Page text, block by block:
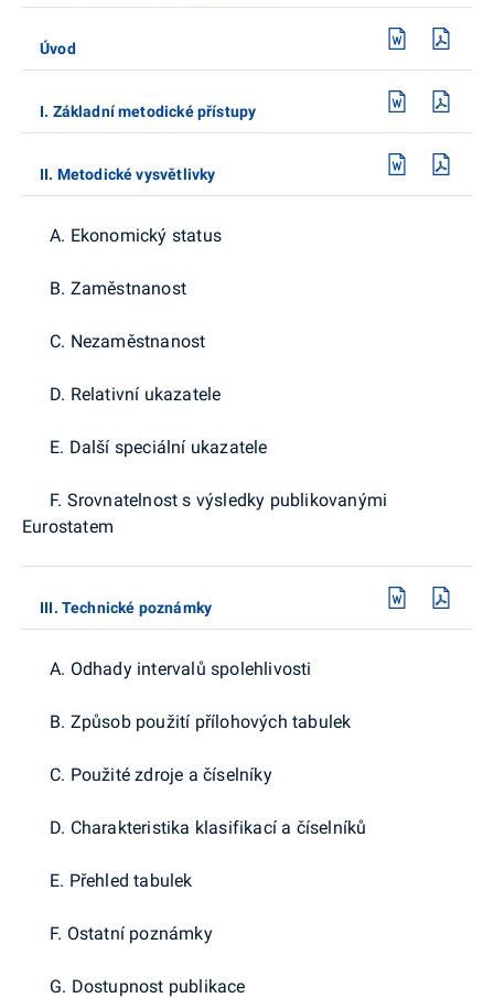
Úvod
I. Základní metodické přístupy
II. Metodické vysvětlivky
A. Ekonomický status
B. Zaměstnanost
C. Nezaměstnanost
D. Relativní ukazatele
E. Další speciální ukazatele
F. Srovnatelnost s výsledky publikovanými
Eurostatem
III. Technické poznámky
A. Odhady intervalů spolehlivosti
B. Způsob použití přílohových tabulek
C. Použité zdroje a číselníky
D. Charakteristika klasifikací a číselníků
E. Přehled tabulek
F. Ostatní poznámky
G. Dostupnost publikace